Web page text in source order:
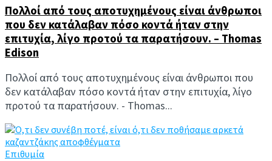
Πολλοί από τους αποτυχημένους είναι άνθρωποι
που δεν κατάλαβαν πόσο κοντά ήταν στην
επιτυχία, λίγο προτού τα παρατήσουν. – Thomas
Edison
Πολλοί από τους αποτυχημένους είναι άνθρωποι που
δεν κατάλαβαν πόσο κοντά ήταν στην επιτυχία, λίγο
προτού τα παρατήσουν. - Thomas...
Επιθυμία